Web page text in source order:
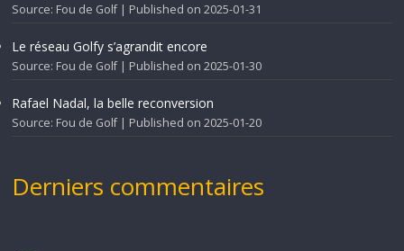
Source: Fou de Golf Published on 2025-01-31
Le réseau Golfy s’agrandit encore
Source: Fou de Golf Published on 2025-01-30
Rafael Nadal, la belle reconversion
Source: Fou de Golf Published on 2025-01-20
Derniers commentaires